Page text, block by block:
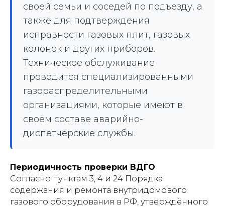
своей семьи и соседей по подъезду, а
также для подтверждения
исправности газовых плит, газовых
колонок и других приборов.
Техническое обслуживание
проводится специализированными
газораспределительными
организациями, которые имеют в
своём составе аварийно-
диспетчерские службы.
Периодичность проверки ВДГО
Согласно пунктам 3, 4 и 24 Порядка
содержания и ремонта внутридомового
газового оборудования в РФ, утверждённого